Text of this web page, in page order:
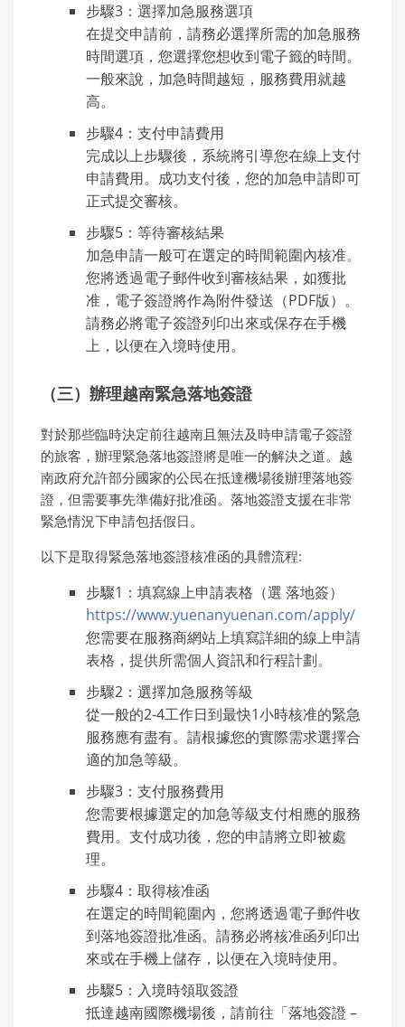
步驟3：選擇加急服務選項
在提交申請前，請務必選擇所需的加急服務
時間選項，您選擇您想收到電子籤的時間。
一般來說，加急時間越短，服務費用就越
高。
步驟4：支付申請費用
完成以上步驟後，系統將引導您在線上支付
申請費用。成功支付後，您的加急申請即可
正式提交審核。
步驟5：等待審核結果
加急申請一般可在選定的時間範圍內核准。
您將透過電子郵件收到審核結果，如獲批
准，電子簽證將作為附件發送（PDF版）。
請務必將電子簽證列印出來或保存在手機
上，以便在入境時使用。
（三）辦理越南緊急落地簽證
對於那些臨時決定前往越南且無法及時申請電子簽證
的旅客，辦理緊急落地簽證將是唯一的解決之道。越
南政府允許部分國家的公民在抵達機場後辦理落地簽
證，但需要事先準備好批准函。落地簽證支援在非常
緊急情況下申請包括假日。
以下是取得緊急落地簽證核准函的具體流程:
步驟1：填寫線上申請表格（選 落地簽）
https://www.yuenanyuenan.com/apply/
您需要在服務商網站上填寫詳細的線上申請
表格，提供所需個人資訊和行程計劃。
步驟2：選擇加急服務等級
從一般的2-4工作日到最快1小時核准的緊急
服務應有盡有。請根據您的實際需求選擇合
適的加急等級。
步驟3：支付服務費用
您需要根據選定的加急等級支付相應的服務
費用。支付成功後，您的申請將立即被處
理。
步驟4：取得核准函
在選定的時間範圍內，您將透過電子郵件收
到落地簽證批准函。請務必將核准函列印出
來或在手機上儲存，以便在入境時使用。
步驟5：入境時領取簽證
抵達越南國際機場後，請前往「落地簽證 –